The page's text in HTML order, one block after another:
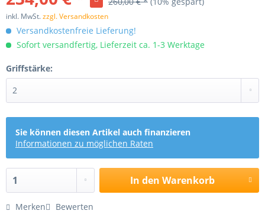
inkl. MwSt.zzgl. Versandkosten
Versandkostenfreie Lieferung!
Sofort versandfertig, Lieferzeit ca. 1-3 Werktage
Griffstärke:
Sie können diesen Artikel auch finanzieren
Informationen zu möglichen Raten
In den Warenkorb
Merken Bewerten